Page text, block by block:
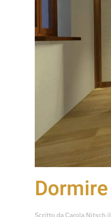
Scritto da Carola Nitsch il